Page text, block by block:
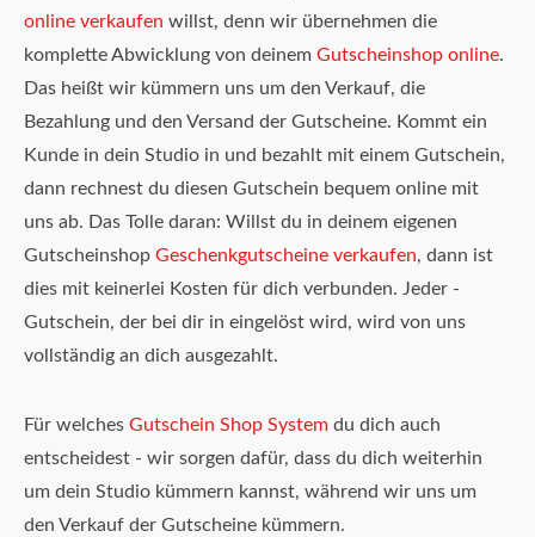
online verkaufen willst, denn wir übernehmen die
komplette Abwicklung von deinem Gutscheinshop online.
Das heißt wir kümmern uns um den Verkauf, die
Bezahlung und den Versand der Gutscheine. Kommt ein
Kunde in dein Studio in und bezahlt mit einem Gutschein,
dann rechnest du diesen Gutschein bequem online mit
uns ab. Das Tolle daran: Willst du in deinem eigenen
Gutscheinshop Geschenkgutscheine verkaufen, dann ist
dies mit keinerlei Kosten für dich verbunden. Jeder -
Gutschein, der bei dir in eingelöst wird, wird von uns
vollständig an dich ausgezahlt.
Für welches Gutschein Shop System du dich auch
entscheidest - wir sorgen dafür, dass du dich weiterhin
um dein Studio kümmern kannst, während wir uns um
den Verkauf der Gutscheine kümmern.